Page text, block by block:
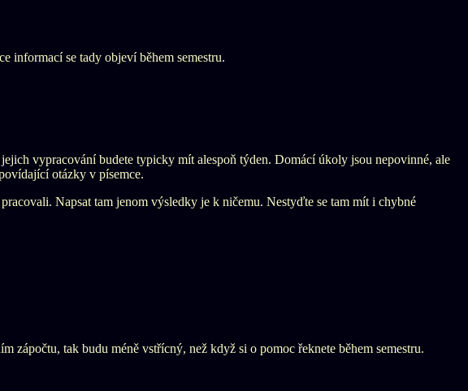
informací se tady objeví během semestru.
vypracování budete typicky mít alespoň týden. Domácí úkoly jsou nepovinné, ale
otázky v písemce.
Napsat tam jenom výsledky je k ničemu. Nestyďte se tam mít i chybné
zápočtu, tak budu méně vstřícný, než když si o pomoc řeknete během semestru.